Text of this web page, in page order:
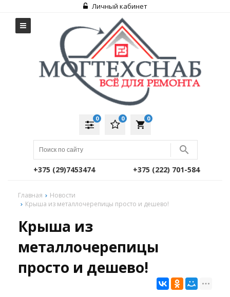
Личный кабинет
local_grocery_store
0
0
0
+375 (29)7453474 +375 (222) 701-584
Главная
Новости
Крыша из металлочерепицы просто и дешево!
Крыша из
металлочерепицы
просто и дешево!